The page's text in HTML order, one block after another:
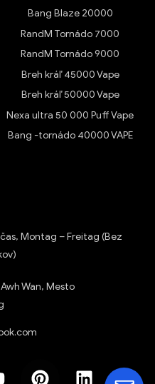
Bang Blaze 20000
RandM Tornádo 7000
RandM Tornádo 9000
Breh kráľ 45000 Vape
Breh kráľ 50000 Vape
Nexa ultra 50 000 Puff Vape
Bang -tornádo 40000 VAPE
Montag – Freitag (Bez
Wan, Mesto